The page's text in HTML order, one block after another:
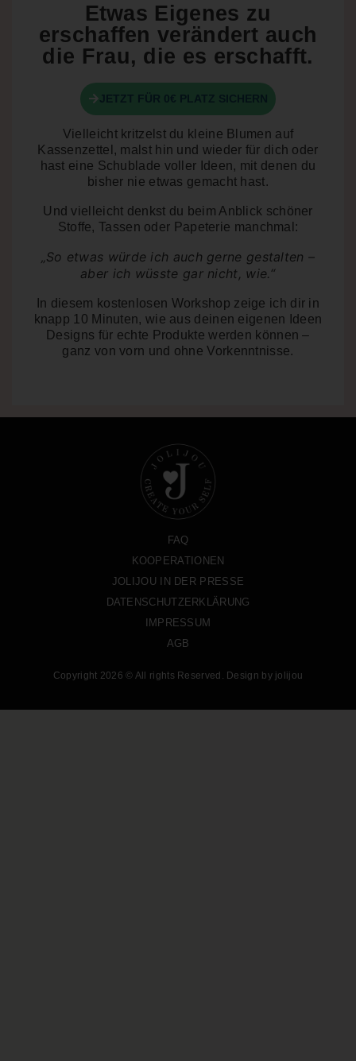
Etwas Eigenes zu
erschaffen verändert auch
die Frau, die es erschafft.
JETZT FÜR 0€ PLATZ SICHERN
Vielleicht kritzelst du kleine Blumen auf
Kassenzettel, malst hin und wieder für dich oder
hast eine Schublade voller Ideen, mit denen du
bisher nie etwas gemacht hast.
Und vielleicht denkst du beim Anblick schöner
Stoffe, Tassen oder Papeterie manchmal:
„So etwas würde ich auch gerne gestalten –
aber ich wüsste gar nicht, wie.“
In diesem kostenlosen Workshop zeige ich dir in
knapp 10 Minuten, wie aus deinen eigenen Ideen
Designs für echte Produkte werden können –
ganz von vorn und ohne Vorkenntnisse.
FAQ
KOOPERATIONEN
JOLIJOU IN DER PRESSE
DATENSCHUTZERKLÄRUNG
IMPRESSUM
AGB
Copyright 2026 © All rights Reserved. Design by jolijou